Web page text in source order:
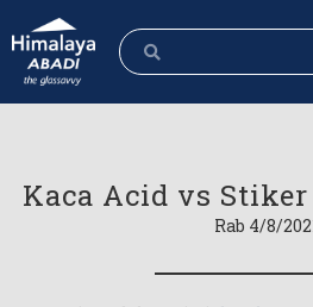
Kaca Acid vs
Rab 4/8/